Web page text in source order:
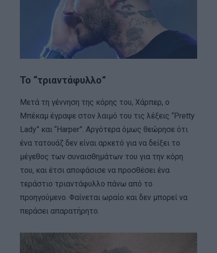
Το “τριαντάφυλλο”
Μετά τη γέννηση της κόρης του, Χάρπερ, ο
Μπέκαμ έγραψε στον λαιμό του τις λέξεις “Pretty
Lady” και “Harper”. Αργότερα όμως θεώρησε ότι
ένα τατουάζ δεν είναι αρκετό για να δείξει το
μέγεθος των συναισθημάτων του για την κόρη
του, και έτσι αποφάσισε να προσθέσει ένα
τεράστιο τριαντάφυλλο πάνω από το
προηγούμενο. Φαίνεται ωραίο και δεν μπορεί να
περάσει απαρατήρητο.